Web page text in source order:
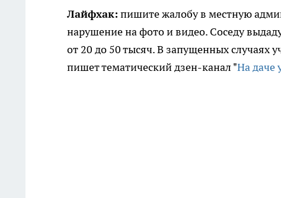
Лайфхак: пишите жалобу в местную
нарушение на фото и видео. Соседу
от 20 до 50 тысяч. В запущенных случаях
пишет тематический дзен-канал "На даче